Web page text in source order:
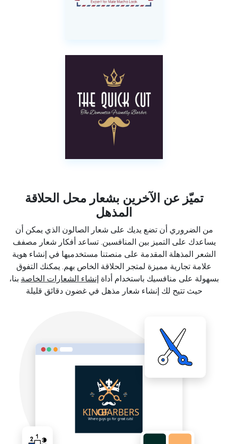
تميّز عن الآخرين بشعار محل الحلاقة
المذهل
من الضروري أن تضع يديك على شعار الصالون الذي يمكن أن
يساعدك على التميز بين المنافسين. تساعد أفكار شعار مصفف
الشعر المذهلة المقدمة على منصتنا مستخدميها في إنشاء هوية
علامة تجارية مميزة لمتجر الحلاقة الخاص بهم. يمكنك التفوق
بسهولة على منافسيك باستخدام أداة إنشاء الشعارات الخاصة بنا،
حيث تتيح لك إنشاء شعار مذهل في غضون دقائق قليلة